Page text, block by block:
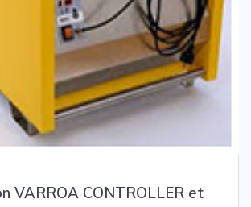
VARROA CONTROLLER et